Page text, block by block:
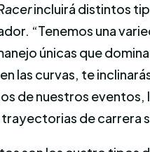
incluirá distintos
“Tenemos una
únicas que
las curvas, te
de nuestros
de carrera